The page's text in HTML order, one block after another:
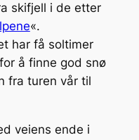
skifjell i de etter
«.
har få soltimer
å finne god snø
fra turen vår til
veiens ende i